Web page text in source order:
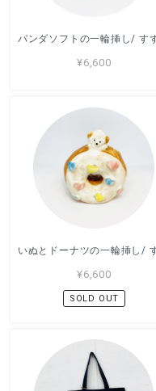
¥6,600
¥6,600
SOLD OUT